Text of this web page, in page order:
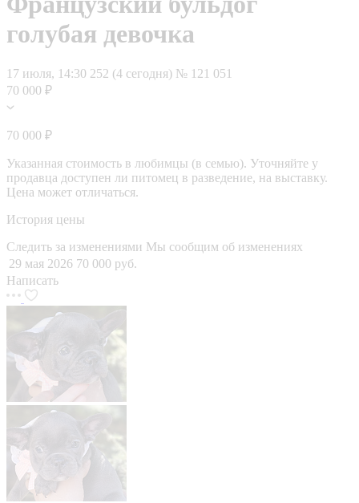
голубая девочка
17 июля, 14:30 252 (4 сегодня) № 121 051
70 000 ₽
70 000 ₽
Указанная стоимость в любимцы (в семью). Уточняйте у
продавца доступен ли питомец в разведение, на выставку.
Цена может отличаться.
История цены
Следить за изменениями Мы сообщим об изменениях
29 мая 2026 70 000 руб.
Написать